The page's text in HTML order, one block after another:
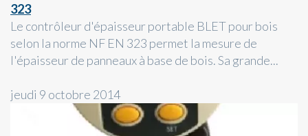
323
Le contrôleur d'épaisseur portable BLET pour bois
selon la norme NF EN 323 permet la mesure de
l'épaisseur de panneaux à base de bois. Sa grande...
jeudi 9 octobre 2014